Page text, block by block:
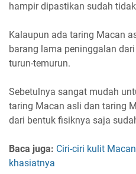
hampir dipastikan sudah
Kalaupun ada taring Macan
barang lama peninggalan
turun-temurun.
Sebetulnya sangat mudah
taring Macan asli dan taring
dari bentuk fisiknya saja
Baca juga: Ciri-ciri kulit
khasiatnya